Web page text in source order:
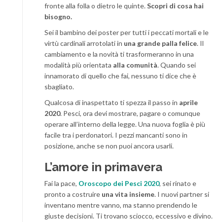
fronte alla folla o dietro le quinte.Scopri di cosa hai
bisogno.
Sei il bambino dei poster per tutti i peccati mortali e le
virtù cardinali arrotolati in una grande palla felice. Il
cambiamento e la novità ti trasformeranno in una
modalità più orientata alla comunità. Quando sei
innamorato di quello che fai, nessuno ti dice che è
sbagliato.
Qualcosa di inaspettato ti spezza il passo in aprile
2020. Pesci, ora devi mostrare, pagare o comunque
operare all’interno della legge. Una nuova foglia è più
facile tra i perdonatori. I pezzi mancanti sono in
posizione, anche se non puoi ancora usarli.
L’amore in primavera
Fai la pace, Oroscopo dei Pesci 2020, sei rinato e
pronto a costruire una vita insieme. I nuovi partner si
inventano mentre vanno, ma stanno prendendo le
giuste decisioni. Ti trovano sciocco, eccessivo e divino.